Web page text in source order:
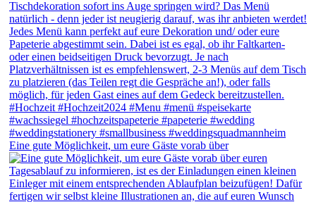
Eine gute Möglichkeit, um eure Gäste vorab über